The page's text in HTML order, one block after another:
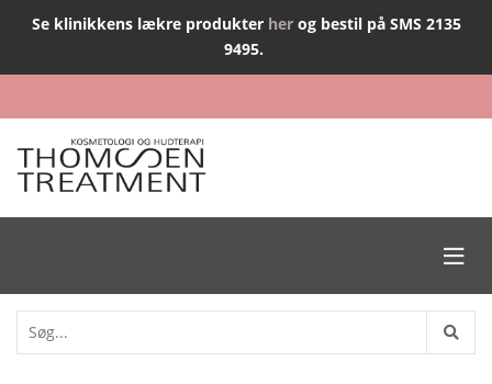
Se klinikkens lækre produkter herog bestil på SMS 2135
9495.
